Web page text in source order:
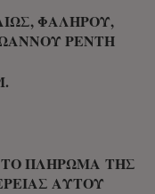
ΦΑΛΗΡΟΥ,
ΡΕΝΤΗ
ΤΟ ΠΛΗΡΩΜΑ ΤΗΣ
ΑΥΤΟΥ